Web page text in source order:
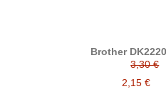
Brother
continua3,30 €
2,15 €